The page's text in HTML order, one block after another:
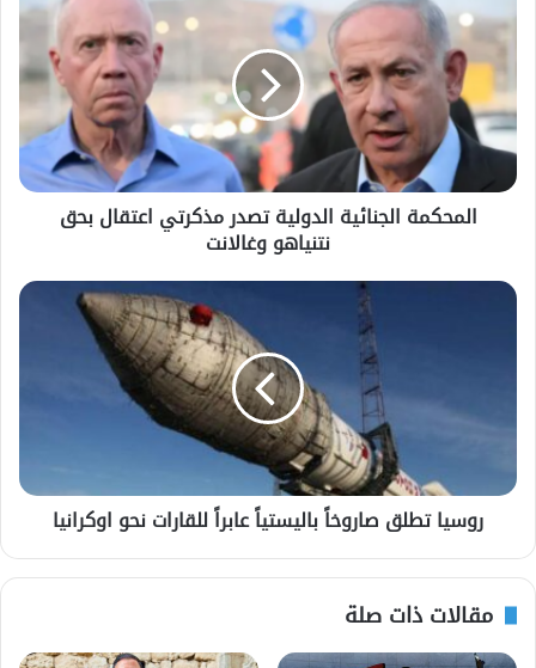
المحكمة الجنائية الدولية تصدر مذكرتي اعتقال بحق
نتنياهو وغالانت
روسيا تطلق صاروخاً باليستياً عابراً للقارات نحو اوكرانيا
مقالات ذات صلة